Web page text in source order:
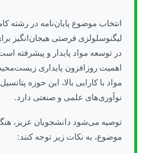
انتخاب موضوع پایان‌نامه در رشته
لیگنوسلولزی فرصتی هیجان‌انگیز
در توسعه مواد پایدار و پیشرفته
اهمیت روزافزون پایداری
مواد با کارایی بالا، این حوزه
نوآوری‌های علمی و صنعتی دارد.
توصیه می‌شود دانشجویان عزیز،
موضوع، به نکات زیر توجه کنند: